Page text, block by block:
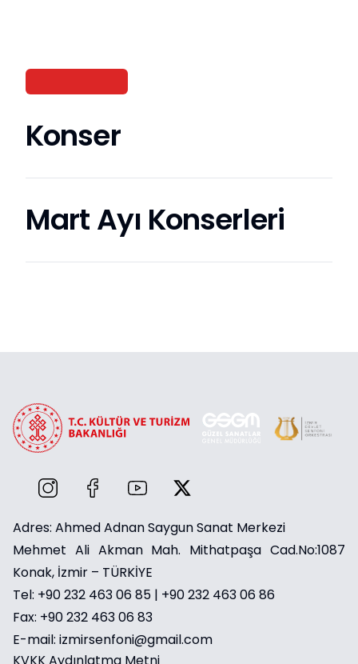
Konser
Mart Ayı Konserleri
Adres: Ahmed Adnan Saygun Sanat Merkezi
Mehmet Ali Akman Mah. Mithatpaşa Cad.No:1087
Konak, İzmir – TÜRKİYE
Tel: +90 232 463 06 85 | +90 232 463 06 86
Fax: +90 232 463 06 83
E-mail: izmirsenfoni@gmail.com